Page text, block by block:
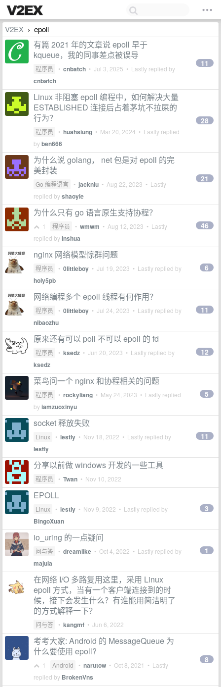
V2EX › epoll
有篇 2021 年的文章说 epoll 早于
kqueue，我的同事差点被误导
程序员 • cnbatch • Jul 3, 2025 • Lastly replied by
cnbatch
11
Linux 非阻塞 epoll 编程中，如何解决大量
ESTABLISHED 连接后占着茅坑不拉屎的
行为？
程序员 • huahsiung • Mar 20, 2024 • Lastly replied
byben666
28
为什么说 golang， net 包是对 epoll 的完
美封装
Go 编程语言 • jackniu • Aug 22, 2023 • Lastly
replied byshaoyie
21
为什么只有 go 语言原生支持协程？
1 程序员 • wmwm • Aug 12, 2023 • Lastly
replied byinshua
46
nginx 网络模型惊群问题
程序员 • 0littleboy • Jul 19, 2023 • Lastly replied by
holy5pb
6
网络编程多个 epoll 线程有何作用？
程序员 • 0littleboy • Jul 24, 2023 • Lastly replied by
nibaozhu
11
原来还有可以 poll 不可以 epoll 的 fd
程序员 • ksedz • Jun 20, 2023 • Lastly replied by
ksedz
12
菜鸟问一个 nginx 和协程相关的问题
程序员 • rockyliang • May 24, 2023 • Lastly replied
byiamzuoxinyu
5
socket 释放失败
Linux • lestly • Nov 18, 2022 • Lastly replied by
lestly
11
分享以前做 windows 开发的一些工具
程序员 • Twan • Nov 10, 2022
EPOLL
Linux • lestly • Nov 9, 2022 • Lastly replied by
BingoXuan
3
io_uring 的一点疑问
问与答 • dreamlike • Oct 4, 2022 • Lastly replied by
majula
1
在网络 I/O 多路复用这里，采用 Linux
epoll 方式，当有一个客户端连接到的时
候，接下会发生什么？有谁能用简洁明了
的方式解释一下？
问与答 • kangmf • Jun 6, 2022
考考大家: Android 的 MessageQueue 为
什么要使用 epoll?
1 Android • narutow • Oct 8, 2021 • Lastly
replied by BrokenVns
8